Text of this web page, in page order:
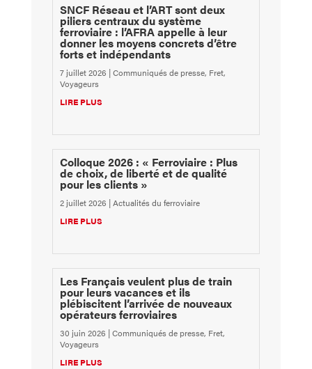
SNCF Réseau et l’ART sont deux
piliers centraux du système
ferroviaire : l’AFRA appelle à leur
donner les moyens concrets d’être
forts et indépendants
7 juillet 2026 |Communiqués de presse, Fret,
Voyageurs
LIRE PLUS
Colloque 2026 : « Ferroviaire : Plus
de choix, de liberté et de qualité
pour les clients »
2 juillet 2026 |Actualités du ferroviaire
LIRE PLUS
Les Français veulent plus de train
pour leurs vacances et ils
plébiscitent l’arrivée de nouveaux
opérateurs ferroviaires
30 juin 2026 |Communiqués de presse, Fret,
Voyageurs
LIRE PLUS